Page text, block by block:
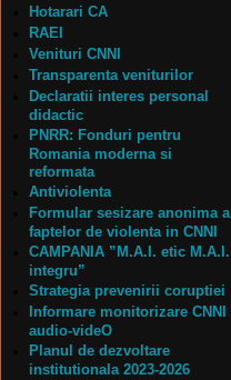
Hotarari CA
RAEI
Venituri CNNI
Transparenta veniturilor
Declaratii interes personal
didactic
PNRR: Fonduri pentru
Romania moderna si
reformata
Antiviolenta
Formular sesizare anonima a
faptelor de violenta in CNNI
CAMPANIA ”M.A.I. etic M.A.I.
integru”
Strategia prevenirii coruptiei
Informare monitorizare CNNI
audio-videO
Planul de dezvoltare
institutionala 2023-2026